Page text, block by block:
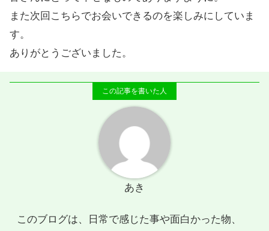
また次回こちらでお会いできるのを楽しみにしていま
す。
ありがとうございました。
あき
このブログは、日常で感じた事や面白かった物、